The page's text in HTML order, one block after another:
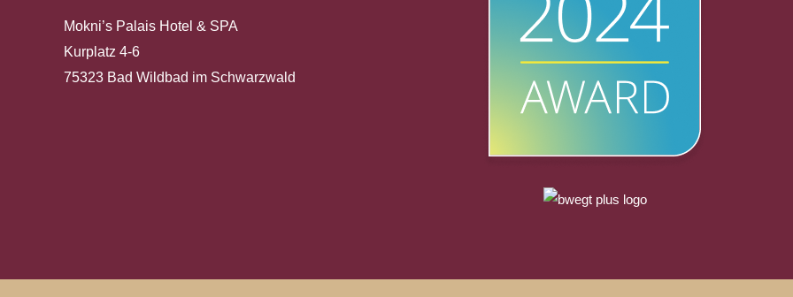
Mokni’s Palais Hotel & SPA
Kurplatz 4-6
75323 Bad Wildbad im Schwarzwald